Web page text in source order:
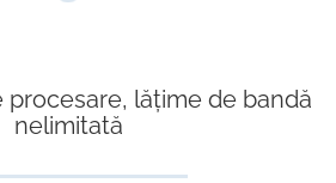
procesare, lățime de bandă
nelimitată